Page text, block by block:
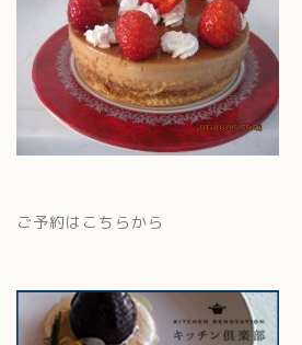
ご予約はこちらから